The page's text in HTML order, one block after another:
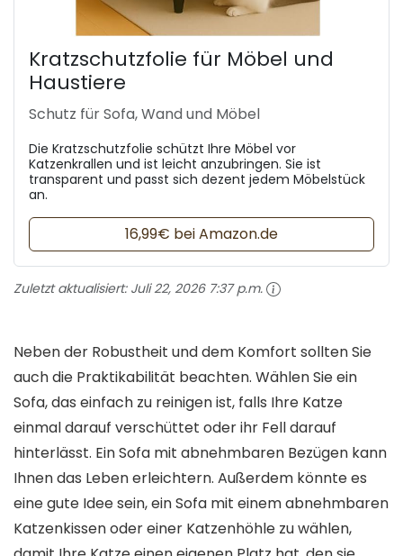
Kratzschutzfolie für Möbel und
Haustiere
Schutz für Sofa, Wand und Möbel
Die Kratzschutzfolie schützt Ihre Möbel vor
Katzenkrallen und ist leicht anzubringen. Sie ist
transparent und passt sich dezent jedem Möbelstück
an.
16,99€ bei Amazon.de
Zuletzt aktualisiert: Juli 22, 2026 7:37 p.m.
Neben der Robustheit und dem Komfort sollten Sie
auch die Praktikabilität beachten. Wählen Sie ein
Sofa, das einfach zu reinigen ist, falls Ihre Katze
einmal darauf verschüttet oder ihr Fell darauf
hinterlässt. Ein Sofa mit abnehmbaren Bezügen kann
Ihnen das Leben erleichtern. Außerdem könnte es
eine gute Idee sein, ein Sofa mit einem abnehmbaren
Katzenkissen oder einer Katzenhöhle zu wählen,